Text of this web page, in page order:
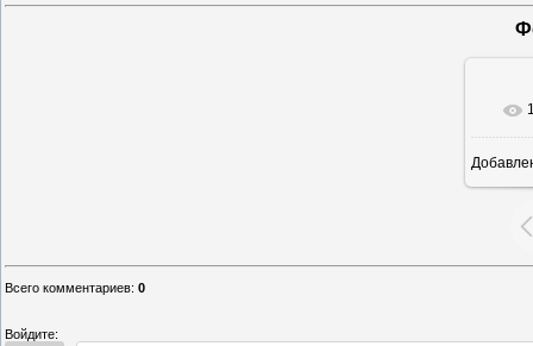
Всего комментариев: 0
Войдите: